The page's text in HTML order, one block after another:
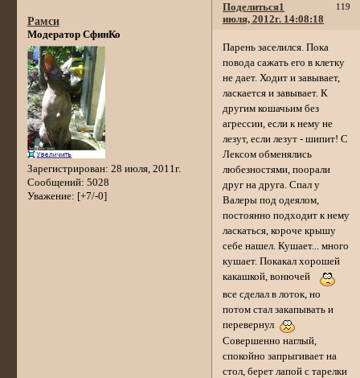
Поделиться 119
1
июля, 2012г. 14:08:18
Рамси
Модератор СфинКо
Зарегистрирован: 28 июля, 2011г.
Сообщений: 5028
Уважение: [+7/-0]
Парень заселился. Пока
повода сажать его в клетку
не дает. Ходит и завывает,
ласкается и завывает. К
другим кошачьим без
агрессии, если к нему не
лезут, если лезут - шипит! С
Лексом обменялись
любезностями, поорали
друг на друга. Спал у
Валеры под одеялом,
постоянно подходит к нему
ласкаться, короче крышу
себе нашел. Кушает... много
кушает. Покакал хорошей
какашкой, вонючей
все сделал в лоток, но
потом стал закапывать и
перевернул
Совершенно наглый,
спокойно запрыгивает на
стол, берет лапой с тарелки